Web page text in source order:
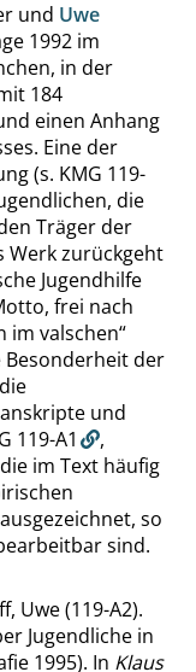
und Uwe
1992 im
in der
184
einen Anhang
Eine der
(s. KMG 119-
die
Träger der
Werk zurückgeht
Jugendhilfe
frei nach
im valschen“
Besonderheit der
und
119-A1
,
im Text häufig
so
sind.
Uwe (119-A2).
Jugendliche in
1995). In Klaus